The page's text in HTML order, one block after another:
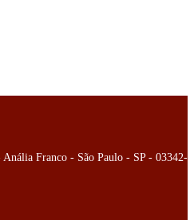
Franco - São Paulo - SP - 03342-